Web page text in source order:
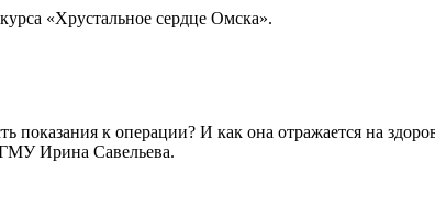
«Хрустальное сердце Омска».
к операции? И как она отражается на
Ирина Савельева.